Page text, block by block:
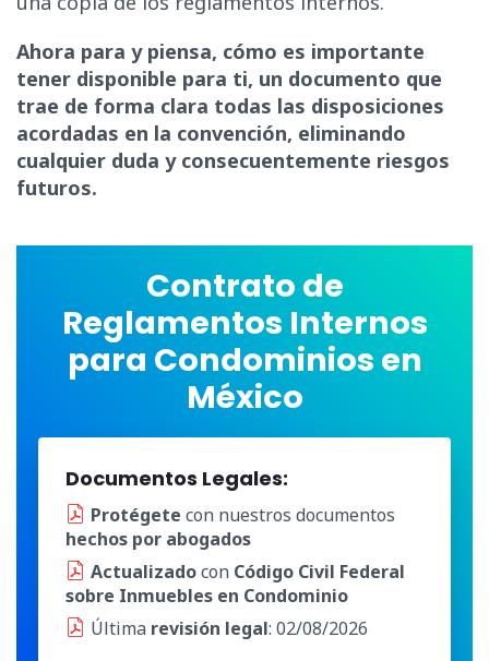
Ahora para y piensa, cómo es importante
tener disponible para ti, un documento que
trae de forma clara todas las disposiciones
acordadas en la convención, eliminando
cualquier duda y consecuentemente riesgos
futuros.
Contrato de
Reglamentos Internos
para Condominios en
México
Documentos Legales:
Protégete con nuestros documentos
hechos por abogados
Actualizadocon Código Civil Federal
sobre Inmuebles en Condominio
Última revisión legal: 02/08/2026